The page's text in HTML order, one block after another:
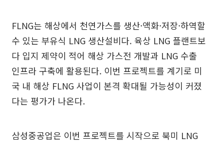
FLNG는 해상에서 천연가스를 생산·액화·저장·하역할
수 있는 부유식 LNG 생산설비다. 육상 LNG 플랜트보
다 입지 제약이 적어 해상 가스전 개발과 LNG 수출
인프라 구축에 활용된다. 이번 프로젝트를 계기로 미
국 내 해상 FLNG 사업이 본격 확대될 가능성이 커졌
다는 평가가 나온다.
삼성중공업은 이번 프로젝트를 시작으로 북미 LNG